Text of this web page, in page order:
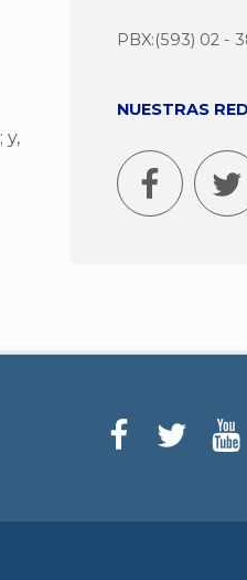
y,
PBX:(593) 02 -
NUESTRAS